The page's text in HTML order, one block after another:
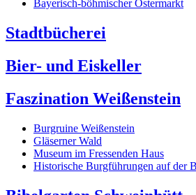
Bayerisch-böhmischer Ostermarkt
Stadtbücherei
Bier- und Eiskeller
Faszination Weißenstein
Burgruine Weißenstein
Gläserner Wald
Museum im Fressenden Haus
Historische Burgführungen auf der